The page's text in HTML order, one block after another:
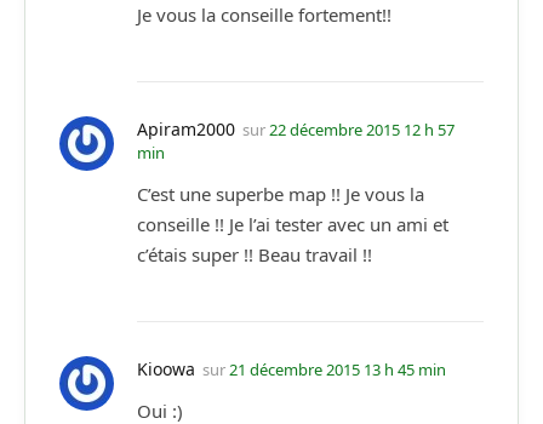
Je vous la conseille fortement!!
Apiram2000 sur 22 décembre 2015 12 h 57
min
C’est une superbe map !! Je vous la
conseille !! Je l’ai tester avec un ami et
c’étais super !! Beau travail !!
Kioowa sur 21 décembre 2015 13 h 45 min
Oui :)